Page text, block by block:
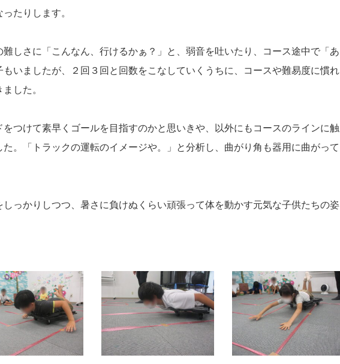
たりします。
しさに「こんなん、行けるかぁ？」と、弱音を吐いたり、コース途中で「あ
いましたが、２回３回と回数をこなしていくうちに、コースや難易度に慣れ
した。
つけて素早くゴールを目指すのかと思いきや、以外にもコースのラインに触
。「トラックの運転のイメージや。」と分析し、曲がり角も器用に曲がって
っかりしつつ、暑さに負けぬくらい頑張って体を動かす元気な子供たちの姿